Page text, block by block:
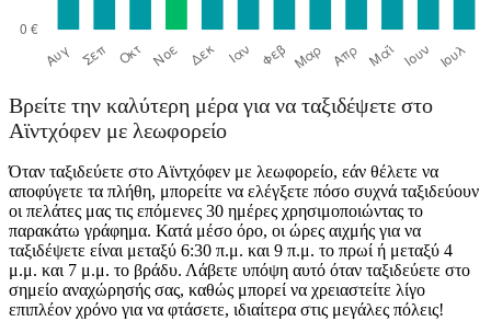
Βρείτε την καλύτερη μέρα για να ταξιδέψετε στο
Αϊντχόφεν με λεωφορείο
Όταν ταξιδεύετε στο Αϊντχόφεν με λεωφορείο, εάν θέλετε να
αποφύγετε τα πλήθη, μπορείτε να ελέγξετε πόσο συχνά ταξιδεύουν
οι πελάτες μας τις επόμενες 30 ημέρες χρησιμοποιώντας το
παρακάτω γράφημα. Κατά μέσο όρο, οι ώρες αιχμής για να
ταξιδέψετε είναι μεταξύ 6:30 π.μ. και 9 π.μ. το πρωί ή μεταξύ 4
μ.μ. και 7 μ.μ. το βράδυ. Λάβετε υπόψη αυτό όταν ταξιδεύετε στο
σημείο αναχώρησής σας, καθώς μπορεί να χρειαστείτε λίγο
επιπλέον χρόνο για να φτάσετε, ιδιαίτερα στις μεγάλες πόλεις!